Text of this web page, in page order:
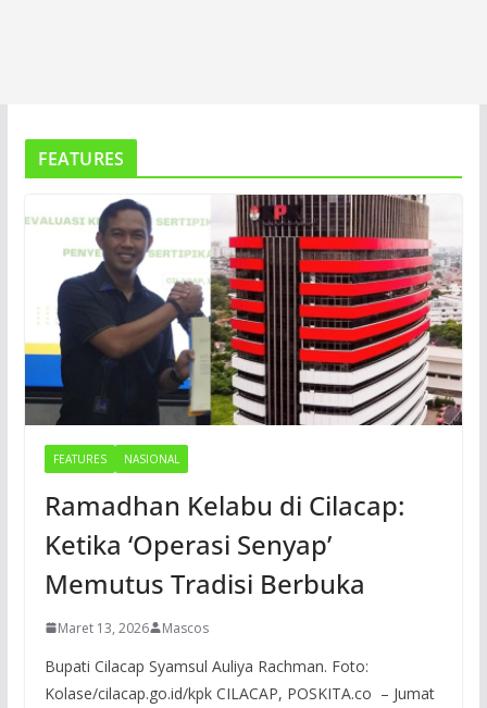
FEATURES
FEATURES NASIONAL
Ramadhan Kelabu di Cilacap:
Ketika ‘Operasi Senyap’
Memutus Tradisi Berbuka
Maret 13, 2026 Mascos
Bupati Cilacap Syamsul Auliya Rachman. Foto:
Kolase/cilacap.go.id/kpk CILACAP, POSKITA.co – Jumat